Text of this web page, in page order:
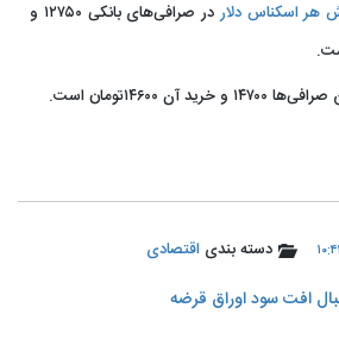
هر اسکناس دلار
در صرافی‌های بانکی ۱۲۷۵۰ و
آن ۱۴۶۰۰تومان است.
دسته بندی اقتصادی
افت سود اوراق قرضه